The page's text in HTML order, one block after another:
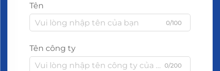
Tên
0/100
Tên công ty
0/200